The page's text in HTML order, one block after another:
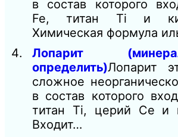
в состав которого
Fe, титан Ti и
Химическая формула
Лопарит
определить)Лопарит
сложное
в состав которого
титан Тi, церий Се и
Входит…